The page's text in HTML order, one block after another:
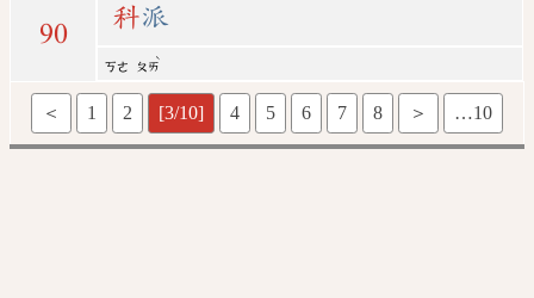
90
科派
ㄎㄜ ㄆㄞ
ˋ
＜ 1 2 [3/10] 4 5 6 7 8 ＞ …10